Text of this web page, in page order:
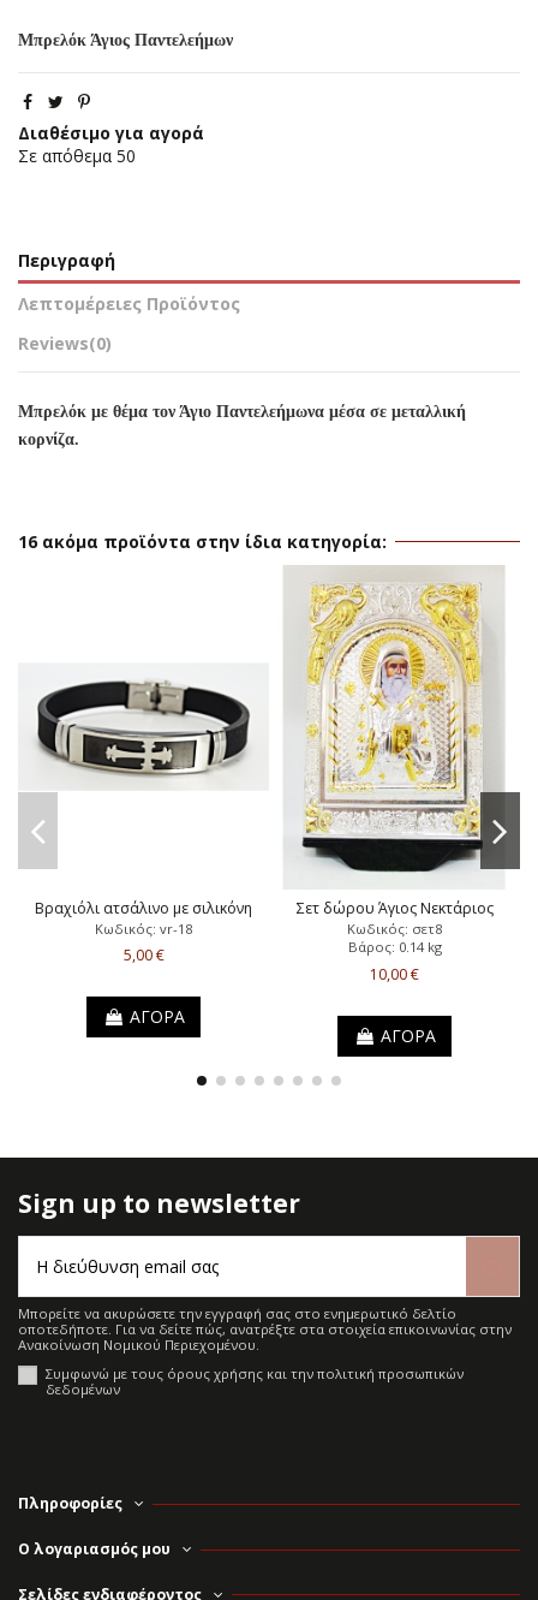
Μπρελόκ Άγιος Παντελεήμων
Διαθέσιμο για αγορά
Σε απόθεμα 50
Περιγραφή
Λεπτομέρειες Προϊόντος
Reviews(0)
Μπρελόκ με θέμα τον Άγιο Παντελεήμωνα μέσα σε μεταλλική
κορνίζα.
16 ακόμα προϊόντα στην ίδια κατηγορία:
Βραχιόλι ατσάλινο με σιλικόνη
Κωδικός: vr-18
5,00 €
ΑΓΟΡΑ
Σετ δώρου Άγιος Νεκτάριος
Κωδικός: σετ8
Βάρος: 0.14 kg
10,00 €
ΑΓΟΡΑ
Sign up to newsletter
Μπορείτε να ακυρώσετε την εγγραφή σας στο ενημερωτικό δελτίο
οποτεδήποτε. Για να δείτε πώς, ανατρέξτε στα στοιχεία επικοινωνίας στην
Ανακοίνωση Νομικού Περιεχομένου.
Συμφωνώ με τους όρους χρήσης και την πολιτική προσωπικών
δεδομένων
Πληροφορίες
Ο λογαριασμός μου
Σελίδες ενδιαφέροντος